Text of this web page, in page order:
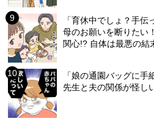
「育休中でしょ？手
母のお願いを断りたい
関心!? 自体は最悪の結
「娘の通園バッグに
先生と夫の関係が怪し